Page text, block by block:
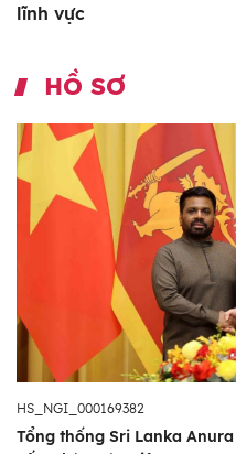
lĩnh vực
HỒ SƠ
HS_NGI_000169382
Tổng thống Sri Lanka